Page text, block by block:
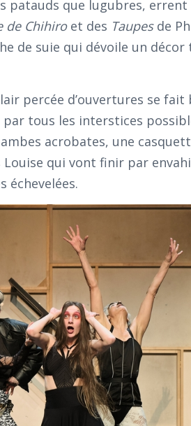
patauds que lugubres,
de Chihiroet des Taupesde
de suie qui dévoile un
percée d’ouvertures se fait
tous les interstices
acrobates, une
qui vont finir par
échevelées.